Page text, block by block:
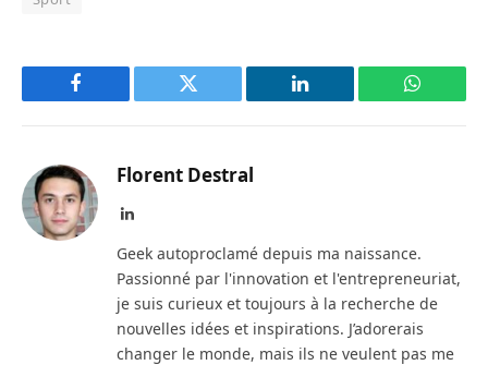
Facebook Twitter LinkedIn
Florent Destral
LinkedIn
Geek autoproclamé depuis ma naissance.
Passionné par l'innovation et l'entrepreneuriat,
je suis curieux et toujours à la recherche de
nouvelles idées et inspirations. J’adorerais
changer le monde, mais ils ne veulent pas me